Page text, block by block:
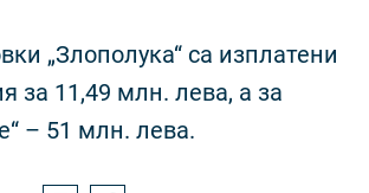
„Злополука“ са изплатени
за 11,49 млн. лева, а за
– 51 млн. лева.